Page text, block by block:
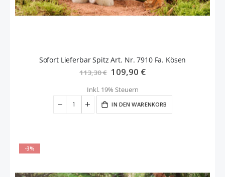
Sofort Lieferbar Spitz Art. Nr. 7910 Fa. Kösen
113,30 € Sonderangebot
109,90 €
Inkl. 19% Steuern
IN DEN WARENKORB
-3%